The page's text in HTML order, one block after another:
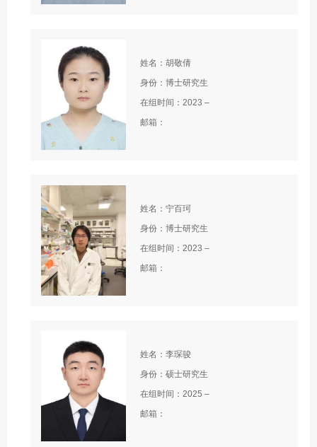
姓名：胡敬倩
身份：博士研究生
在组时间：2023 –
邮箱：
姓名：宁百珂
身份：博士研究生
在组时间：2023 –
邮箱：
姓名：李琛骏
身份：硕士研究生
在组时间：2025 –
邮箱：